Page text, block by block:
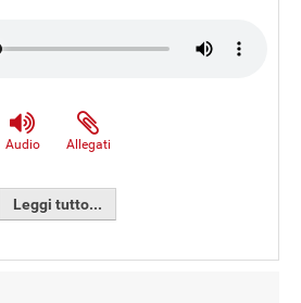
Audio Allegati
Leggi tutto...